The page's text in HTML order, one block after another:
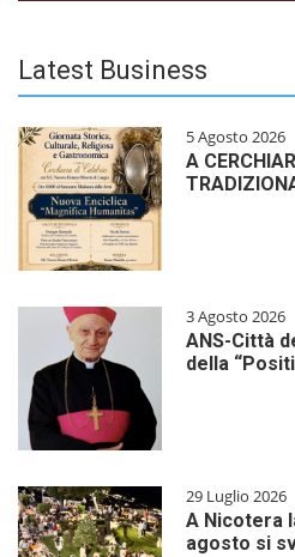
Latest Business
5 Agosto 2026
A
3 Agosto 2026
ANS-Città
della
29 Luglio 2026
A Nicotera
agosto si